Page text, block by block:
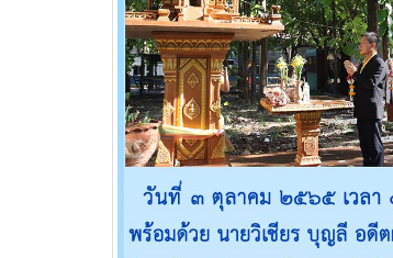
วท.อุบลฯ นำนักเรียน
นักศึกษา เข้ารับการทดสอบ
เพื่อจัดทำใบขับขี่รถ
จักรยานยนต์ ภายใต้โครงการเทคนิค
อุบล คนรุ่นใหม่ มีใบขับขี่
บริษัท แลคตาซอย จำกัด
มอบให้แก่นักเรียน นักศึกษา
วิทยาลัยเทคนิคอุบลราชธานี